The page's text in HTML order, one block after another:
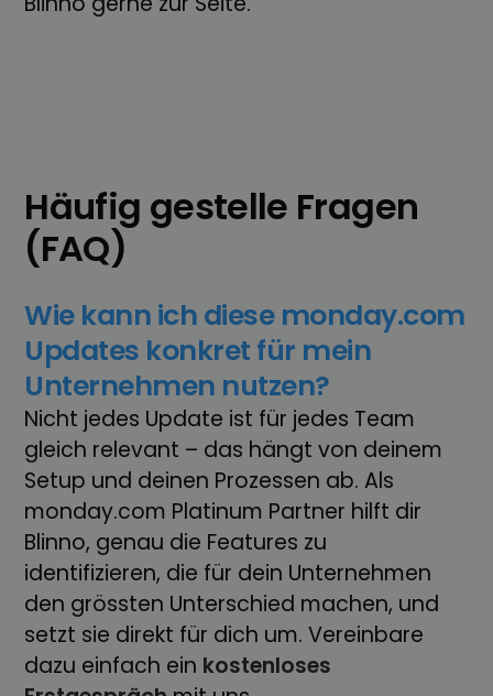
Häufig gestelle Fragen
(FAQ)
Wie kann ich diese monday.com
Updates konkret für mein
Unternehmen nutzen?
Nicht jedes Update ist für jedes Team
gleich relevant – das hängt von deinem
Setup und deinen Prozessen ab. Als
monday.com Platinum Partner hilft dir
Blinno, genau die Features zu
identifizieren, die für dein Unternehmen
den grössten Unterschied machen, und
setzt sie direkt für dich um. Vereinbare
dazu einfach ein kostenloses